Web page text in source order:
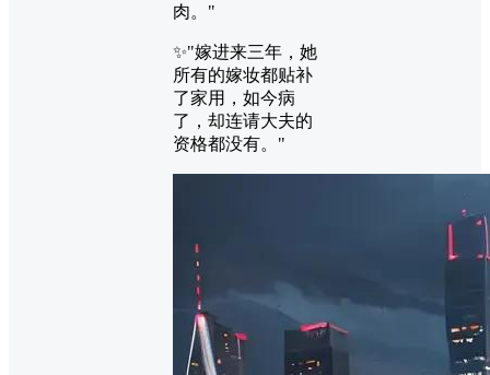
肉。"
✨"嫁进来三年，她
所有的嫁妆都贴补
了家用，如今病
了，却连请大夫的
资格都没有。"